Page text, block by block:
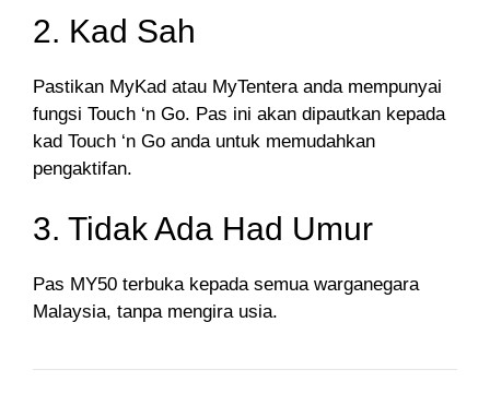
2. Kad Sah
Pastikan MyKad atau MyTentera anda mempunyai
fungsi Touch ‘n Go. Pas ini akan dipautkan kepada
kad Touch ‘n Go anda untuk memudahkan
pengaktifan.
3. Tidak Ada Had Umur
Pas MY50 terbuka kepada semua warganegara
Malaysia, tanpa mengira usia.